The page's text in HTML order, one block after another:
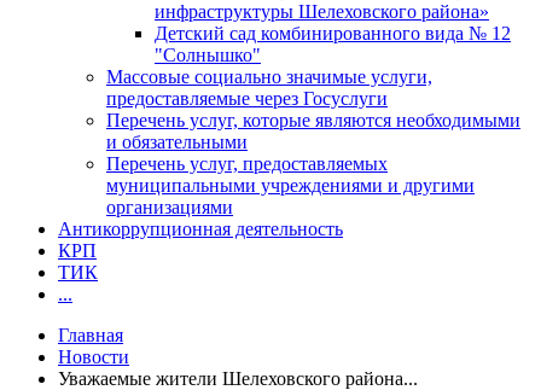
инфраструктуры Шелеховского района»
Детский сад комбинированного вида № 12
"Солнышко"
Массовые социально значимые услуги,
предоставляемые через Госуслуги
Перечень услуг, которые являются необходимыми
и обязательными
Перечень услуг, предоставляемых
муниципальными учреждениями и другими
организациями
Антикоррупционная деятельность
КРП
ТИК
...
Главная
Новости
Уважаемые жители Шелеховского района...